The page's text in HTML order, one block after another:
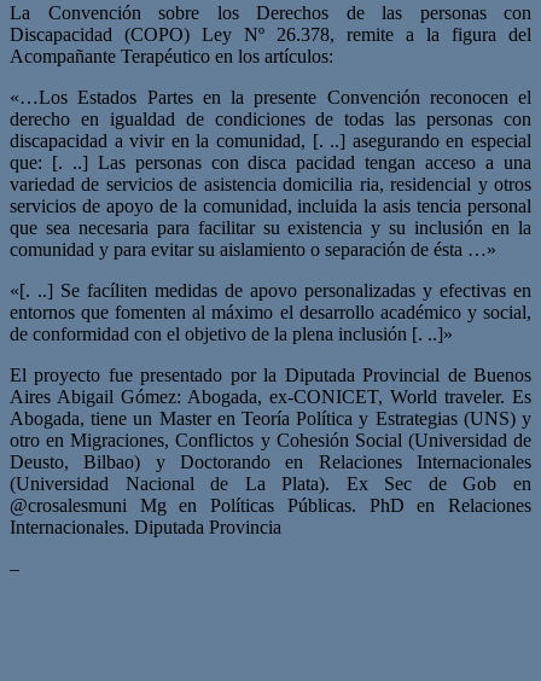
La Convención sobre los Derechos de las personas con
Discapacidad (COPO) Ley Nº 26.378, remite a la figura del
Acompañante Terapéutico en los artículos:
«…Los Estados Partes en la presente Convención reconocen el
derecho en igualdad de condiciones de todas las personas con
discapacidad a vivir en la comunidad, [. ..] asegurando en especial
que: [. ..] Las personas con disca­ pacidad tengan acceso a una
variedad de servicios de asistencia domicilia­ ria, residencial y otros
servicios de apoyo de la comunidad, incluida la asis­ tencia personal
que sea necesaria para facilitar su existencia y su inclusión en la
comunidad y para evitar su aislamiento o separación de ésta …»
«[. ..] Se facíliten medidas de apovo personalizadas y efectivas en
entornos que fomenten al máximo el desarrollo académico y social,
de conformidad con el objetivo de la plena inclusión [. ..]»
El proyecto fue presentado por la Diputada Provincial de Buenos
Aires Abigail Gómez: Abogada, ex-CONICET, World traveler. Es
Abogada, tiene un Master en Teoría Política y Estrategias (UNS) y
otro en Migraciones, Conflictos y Cohesión Social (Universidad de
Deusto, Bilbao) y Doctorando en Relaciones Internacionales
(Universidad Nacional de La Plata). Ex Sec de Gob en
@crosalesmuni Mg en Políticas Públicas. PhD en Relaciones
Internacionales. Diputada Provincia
–